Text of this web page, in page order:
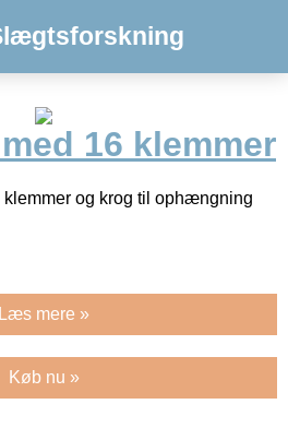
16 klemmer
og krog til ophængning
Læs mere »
Køb nu »